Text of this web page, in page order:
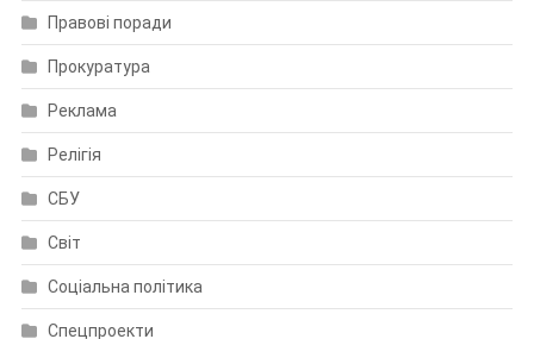
Правові поради
Прокуратура
Реклама
Релігія
СБУ
Світ
Соціальна політика
Спецпроекти